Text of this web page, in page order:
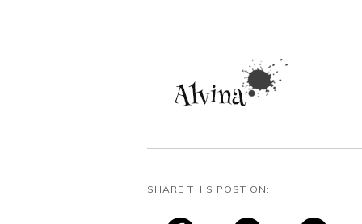
SHARE THIS POST ON: